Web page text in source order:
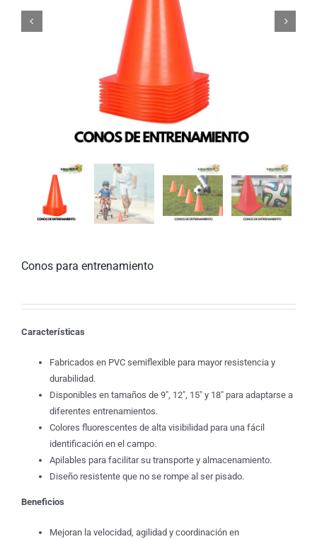
 
Conos para entrenamiento
Características
Fabricados en PVC semiflexible para mayor resistencia y
durabilidad.
Disponibles en tamaños de 9″, 12″, 15″ y 18″ para adaptarse a
diferentes entrenamientos.
Colores fluorescentes de alta visibilidad para una fácil
identificación en el campo.
Apilables para facilitar su transporte y almacenamiento.
Diseño resistente que no se rompe al ser pisado.
Beneficios
Mejoran la velocidad, agilidad y coordinación en